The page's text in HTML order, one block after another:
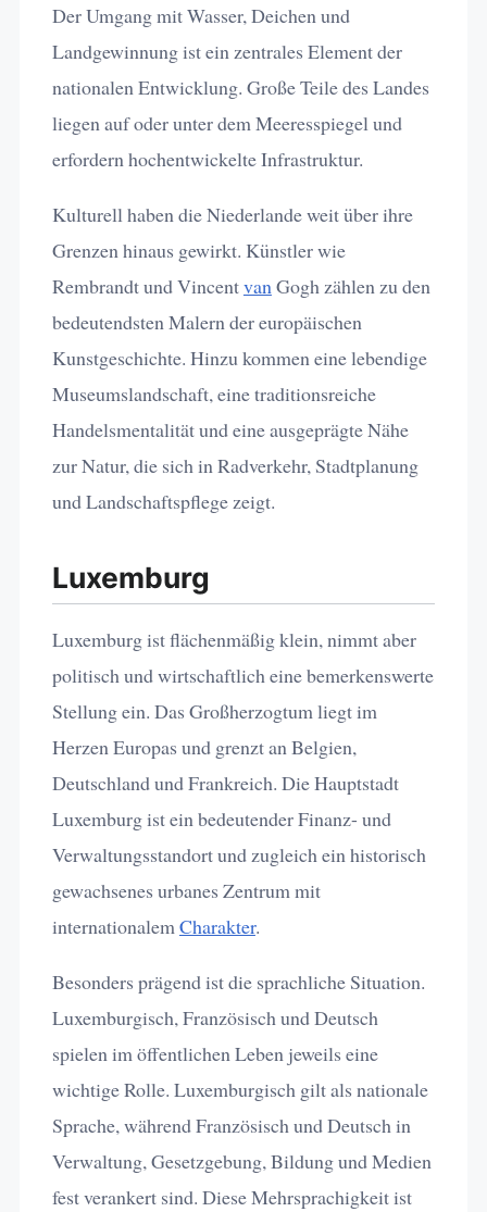
Der Umgang mit Wasser, Deichen und
Landgewinnung ist ein zentrales Element der
nationalen Entwicklung. Große Teile des Landes
liegen auf oder unter dem Meeresspiegel und
erfordern hochentwickelte Infrastruktur.
Kulturell haben die Niederlande weit über ihre
Grenzen hinaus gewirkt. Künstler wie
Rembrandt und VincentvanGogh zählen zu den
bedeutendsten Malern der europäischen
Kunstgeschichte. Hinzu kommen eine lebendige
Museumslandschaft, eine traditionsreiche
Handelsmentalität und eine ausgeprägte Nähe
zur Natur, die sich in Radverkehr, Stadtplanung
und Landschaftspflege zeigt.
Luxemburg
Luxemburg ist flächenmäßig klein, nimmt aber
politisch und wirtschaftlich eine bemerkenswerte
Stellung ein. Das Großherzogtum liegt im
Herzen Europas und grenzt an Belgien,
Deutschland und Frankreich. Die Hauptstadt
Luxemburg ist ein bedeutender Finanz- und
Verwaltungsstandort und zugleich ein historisch
gewachsenes urbanes Zentrum mit
internationalemCharakter.
Besonders prägend ist die sprachliche Situation.
Luxemburgisch, Französisch und Deutsch
spielen im öffentlichen Leben jeweils eine
wichtige Rolle. Luxemburgisch gilt als nationale
Sprache, während Französisch und Deutsch in
Verwaltung, Gesetzgebung, Bildung und Medien
fest verankert sind. Diese Mehrsprachigkeit ist